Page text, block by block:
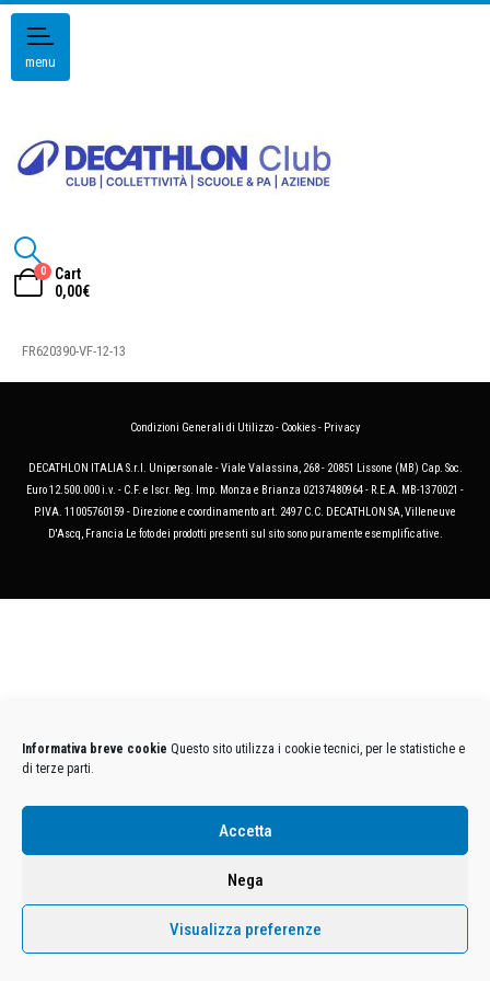
Informativa breve cookie Questo sito utilizza i cookie tecnici, per le statistiche e
di terze parti.
Accetta
Nega
Visualizza preferenze
menu
0
Cart
0,00€
FR620390-VF-12-13
Condizioni Generali di Utilizzo- Cookies- Privacy
DECATHLON ITALIA S.r.l. Unipersonale - Viale Valassina, 268 - 20851 Lissone (MB) Cap. Soc.
Euro 12.500.000 i.v. - C.F. e Iscr. Reg. Imp. Monza e Brianza 02137480964 - R.E.A. MB-1370021 -
P.IVA. 11005760159 - Direzione e coordinamento art. 2497 C.C. DECATHLON SA, Villeneuve
D'Ascq, Francia Le foto dei prodotti presenti sul sito sono puramente esemplificative.